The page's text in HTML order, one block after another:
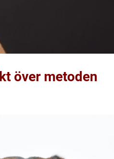
över metoden